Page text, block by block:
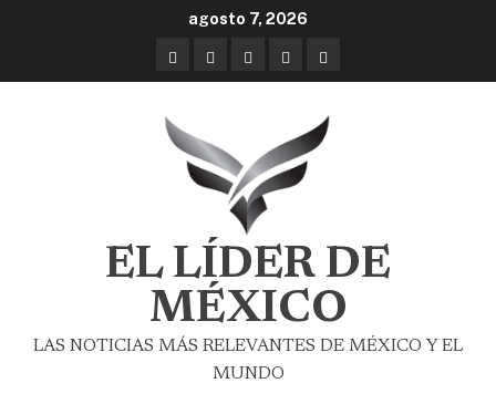
agosto 7, 2026
EL LÍDER DE
MÉXICO
LAS NOTICIAS MÁS RELEVANTES DE MÉXICO Y EL
MUNDO